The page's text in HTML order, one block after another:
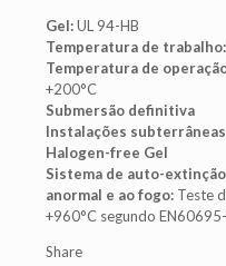
Gel:UL 94-HB
Temperatura de trabalho:
Temperatura de
+200°C
Submersão definitiva
Instalações subterrâneas
Halogen-free Gel
Sistema de auto-
anormal e ao fogo: Teste
+960°C segundo
Share